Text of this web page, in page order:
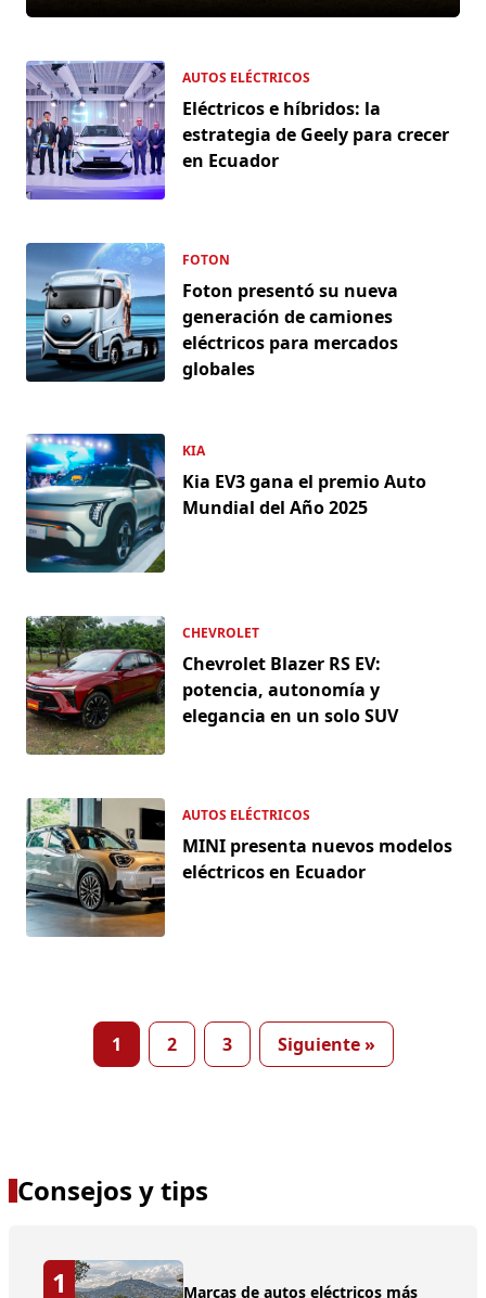
AUTOS ELÉCTRICOS
Eléctricos e híbridos: la
estrategia de Geely para crecer
en Ecuador
FOTON
Foton presentó su nueva
generación de camiones
eléctricos para mercados
globales
KIA
Kia EV3 gana el premio Auto
Mundial del Año 2025
CHEVROLET
Chevrolet Blazer RS EV:
potencia, autonomía y
elegancia en un solo SUV
AUTOS ELÉCTRICOS
MINI presenta nuevos modelos
eléctricos en Ecuador
pagination
1 2 3 Siguiente »
Consejos y tips
1 Marcas de autos eléctricos más